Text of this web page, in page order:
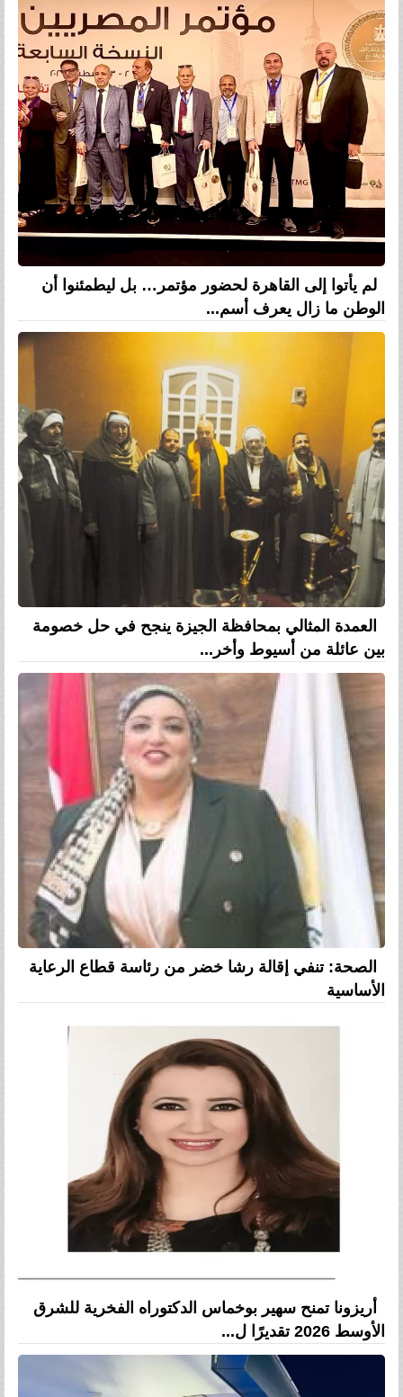
لم يأتوا إلى القاهرة لحضور مؤتمر… بل ليطمئنوا أن
الوطن ما زال يعرف أسم...
العمدة المثالي بمحافظة الجيزة ينجح في حل خصومة
بين عائلة من أسيوط وأخر...
الصحة: تنفي إقالة رشا خضر من رئاسة قطاع الرعاية
الأساسية
أريزونا تمنح سهير بوخماس الدكتوراه الفخرية للشرق
الأوسط 2026 تقديرًا ل...